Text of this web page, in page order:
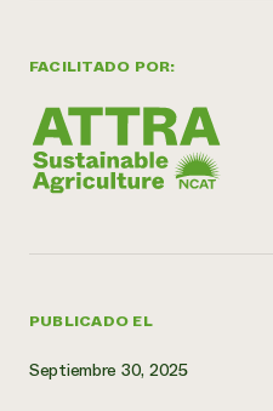
FACILITADO POR:
PUBLICADO EL
Septiembre 30, 2025